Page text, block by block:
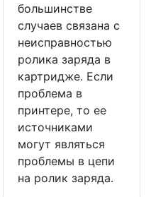
большинстве
случаев связана с
неисправностью
ролика заряда в
картридже. Если
проблема в
принтере, то ее
источниками
могут являться
проблемы в цепи
на ролик заряда.